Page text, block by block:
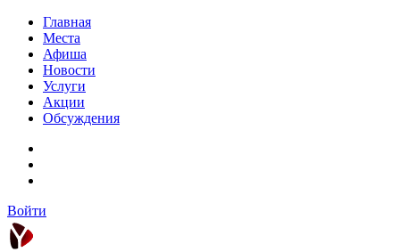
Главная
Места
Афиша
Новости
Услуги
Акции
Обсуждения
Войти